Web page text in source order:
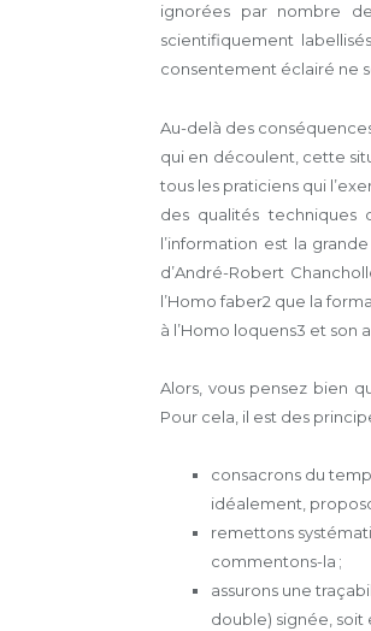
ignorées par nombre
scientifiquement
consentement éclairé ne
Au-delà des
qui en découlent, cette
tous les praticiens qui
des qualités techniques
l’information est la
d’André-Robert
l’Homo faber2 que la
à l’Homo loquens3 et son
Alors, vous pensez bien
Pour cela, il est des
consacrons du
idéalement,
remettons
commentons-la ;
assurons une
double) signée,